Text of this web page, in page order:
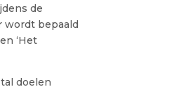
de
wordt bepaald
‘Het
doelen